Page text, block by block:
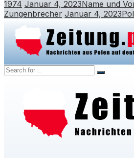
1974 Januar 4, 2023Name und
Zungenbrecher Januar 4, 2023